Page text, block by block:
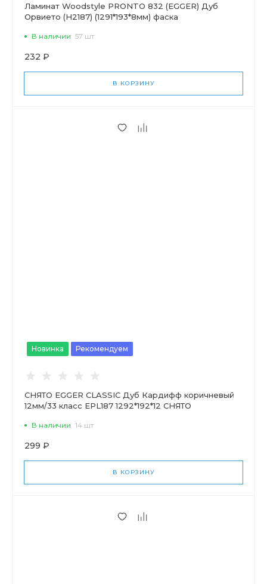
Ламинат Woodstyle PRONTO 832 (EGGER) Дуб
Орвието (Н2187) (1291*193*8мм) фаска
В наличии 57 шт
232 ₽
В КОРЗИНУ
Новинка Рекомендуем
СНЯТО EGGER CLASSIC Дуб Кардифф коричневый
12мм/33 класс EPL187 1292*192*12 СНЯТО
В наличии 14 шт
299 ₽
В КОРЗИНУ